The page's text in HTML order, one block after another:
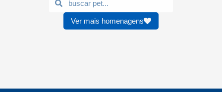
Ver mais homenagens